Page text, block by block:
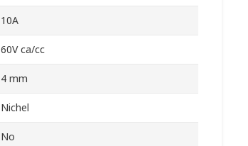
10A
60V ca/cc
4 mm
Nichel
No